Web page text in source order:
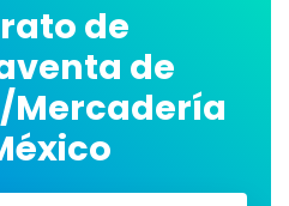
de
de
Mercadería